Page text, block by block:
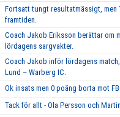
Fortsatt tungt resultatmässigt, men
framtiden.
Coach Jakob Eriksson berättar om
lördagens sargvakter.
Coach Jakob inför lördagens
Lund – Warberg IC.
Ok insats men 0 poäng borta mot
Tack för allt - Ola Persson och